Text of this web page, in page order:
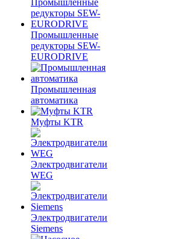
Промышленные
редукторы SEW-
EURODRIVE
Промышленная
автоматика
Муфты KTR
Электродвигатели
WEG
Электродвигатели
Siemens